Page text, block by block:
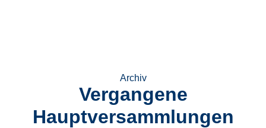
Archiv
Vergangene
Hauptversammlungen